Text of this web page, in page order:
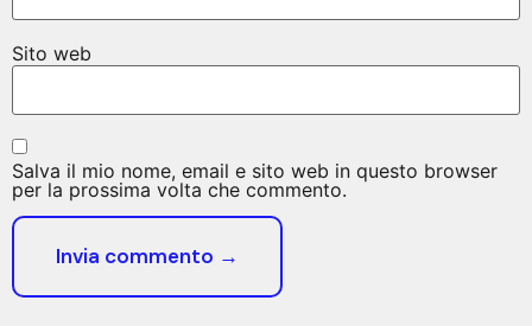
Sito web
Salva il mio nome, email e sito web in questo browser
per la prossima volta che commento.